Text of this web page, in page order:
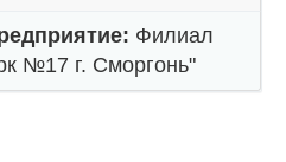
Филиал
№17 г. Сморгонь"